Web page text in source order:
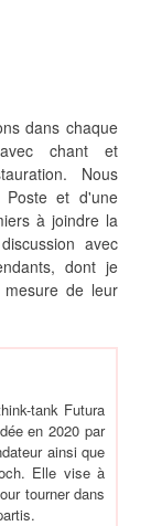
dans chaque
chant et
Nous
Poste et d'une
à joindre la
avec
dont je
de leur
tank Futura
en 2020 par
ainsi que
Elle vise à
tourner dans